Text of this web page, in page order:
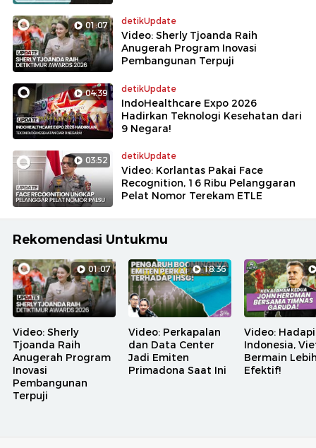
01:07 detikUpdate
Video: Sherly Tjoanda Raih
Anugerah Program Inovasi
Pembangunan Terpuji
04:39 detikUpdate
IndoHealthcare Expo 2026
Hadirkan Teknologi Kesehatan dari
9 Negara!
03:52 detikUpdate
Video: Korlantas Pakai Face
Recognition, 16 Ribu Pelanggaran
Pelat Nomor Terekam ETLE
Rekomendasi Untukmu
01:07
Video: Sherly
Tjoanda Raih
Anugerah Program
Inovasi
Pembangunan
Terpuji
18:36
Video: Perkapalan
dan Data Center
Jadi Emiten
Primadona Saat Ini
Video: Hadapi
Indonesia,
Bermain
Efektif!